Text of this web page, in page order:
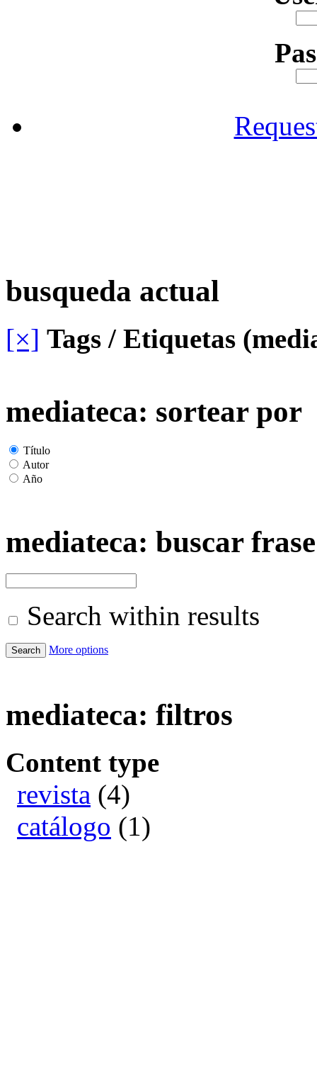
busqueda actual
[×] Tags / Etiquetas
mediateca: sortear por
Título
Autor
Año
mediateca: buscar frase
Search within results
More options
mediateca: filtros
Content type
revista (4)
catálogo (1)